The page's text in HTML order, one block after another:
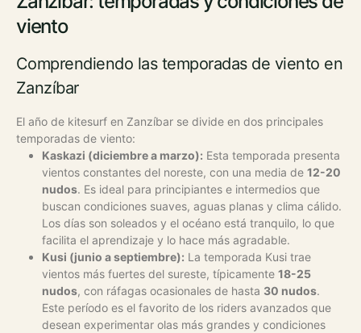
viento
Comprendiendo las temporadas de viento en
Zanzíbar
El año de kitesurf en Zanzíbar se divide en dos principales
temporadas de viento:
Kaskazi (diciembre a marzo): Esta temporada presenta
vientos constantes del noreste, con una media de 12-20
nudos. Es ideal para principiantes e intermedios que
buscan condiciones suaves, aguas planas y clima cálido.
Los días son soleados y el océano está tranquilo, lo que
facilita el aprendizaje y lo hace más agradable.
Kusi (junio a septiembre): La temporada Kusi trae
vientos más fuertes del sureste, típicamente 18-25
nudos, con ráfagas ocasionales de hasta 30 nudos.
Este período es el favorito de los riders avanzados que
desean experimentar olas más grandes y condiciones